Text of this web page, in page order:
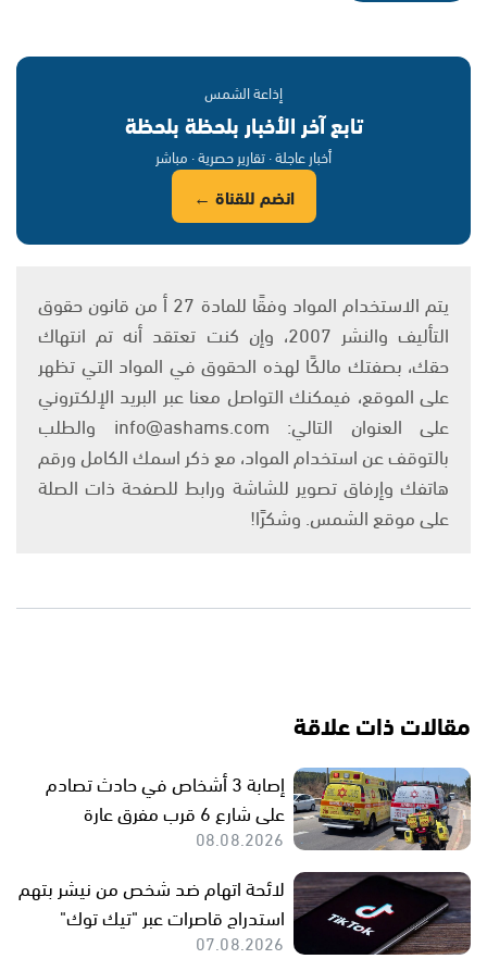
إذاعة الشمس
تابع آخر الأخبار بلحظة بلحظة
أخبار عاجلة · تقارير حصرية · مباشر
انضم للقناة ←
يتم الاستخدام المواد وفقًا للمادة 27 أ من قانون حقوق
التأليف والنشر 2007، وإن كنت تعتقد أنه تم انتهاك
حقك، بصفتك مالكًا لهذه الحقوق في المواد التي تظهر
على الموقع، فيمكنك التواصل معنا عبر البريد الإلكتروني
على العنوان التالي: info@ashams.com والطلب
بالتوقف عن استخدام المواد، مع ذكر اسمك الكامل ورقم
هاتفك وإرفاق تصوير للشاشة ورابط للصفحة ذات الصلة
على موقع الشمس. وشكرًا!
مقالات ذات علاقة
إصابة 3 أشخاص في حادث تصادم
على شارع 6 قرب مفرق عارة
08.08.2026
لائحة اتهام ضد شخص من نيشر بتهم
استدراج قاصرات عبر "تيك توك"
07.08.2026